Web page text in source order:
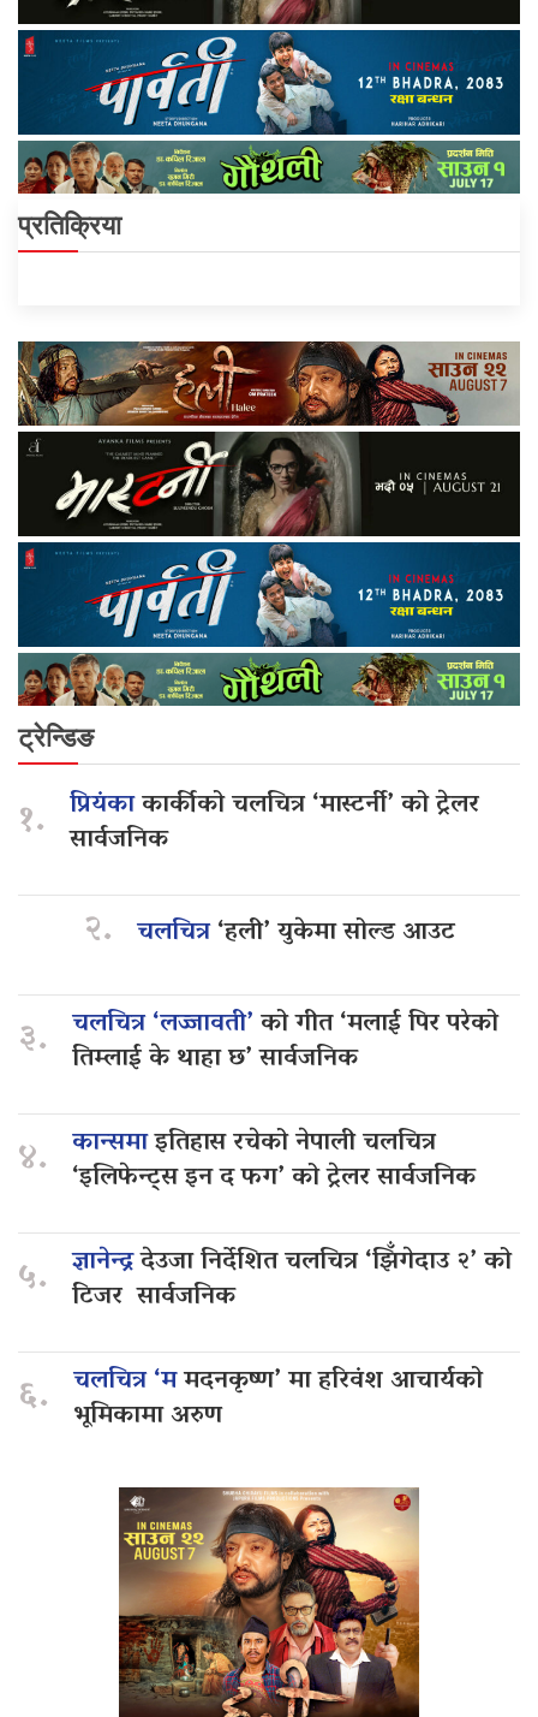
प्रतिक्रिया
ट्रेन्डिङ
१. प्रियंकाकार्कीको चलचित्र ‘मास्टर्नी’ को ट्रेलर
सार्वजनिक
२. चलचित्र‘हली’ युकेमा सोल्ड आउट
३. चलचित्र ‘लज्जावती’को गीत ‘मलाई पिर परेको
तिम्लाई के थाहा छ’ सार्वजनिक
४. कान्समाइतिहास रचेको नेपाली चलचित्र
‘इलिफेन्ट्स इन द फग’ को ट्रेलर सार्वजनिक
५. ज्ञानेन्द्रदेउजा निर्देशित चलचित्र ‘झिँगेदाउ २’ को
टिजर सार्वजनिक
६. चलचित्र ‘ममदनकृष्ण’ मा हरिवंश आचार्यको
भूमिकामा अरुण